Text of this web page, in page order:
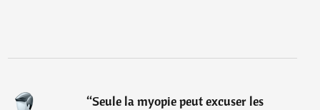
“Seule la myopie peut excuser les